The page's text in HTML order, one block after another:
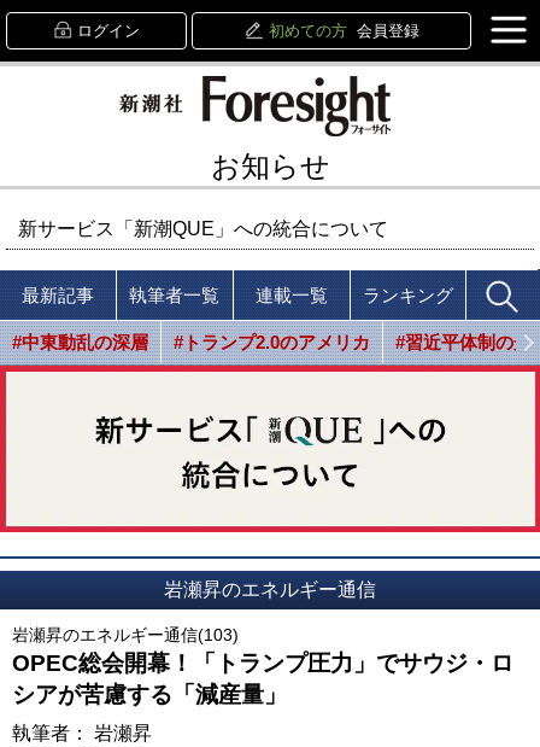
ログイン 初めての方 会員登録
お知らせ
新サービス「新潮QUE」への統合について
最新記事 執筆者一覧 連載一覧 ランキング
#中東動乱の深層 #トランプ2.0のアメリカ #習近平体制の光
岩瀬昇のエネルギー通信
岩瀬昇のエネルギー通信(103)
OPEC総会開幕！「トランプ圧力」でサウジ・ロ
シアが苦慮する「減産量」
執筆者： 岩瀬昇